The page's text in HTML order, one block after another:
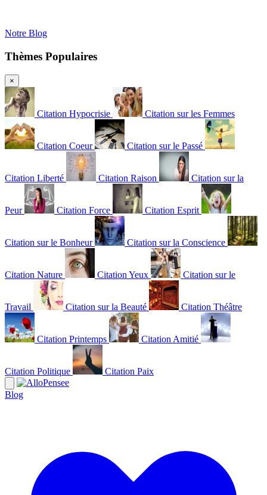
Notre Blog
Thèmes Populaires
×
Citation Hypocrisie Citation sur les Femmes
Citation Coeur Citation sur le Passé
Citation Liberté Citation Raison Citation sur la
Peur Citation Force Citation Esprit
Citation sur le Bonheur Citation sur la Conscience
Citation Nature Citation Yeux Citation sur le
Travail Citation sur la Beauté Citation Théâtre
Citation Printemps Citation Amitié
Citation Politique Citation Paix
Blog